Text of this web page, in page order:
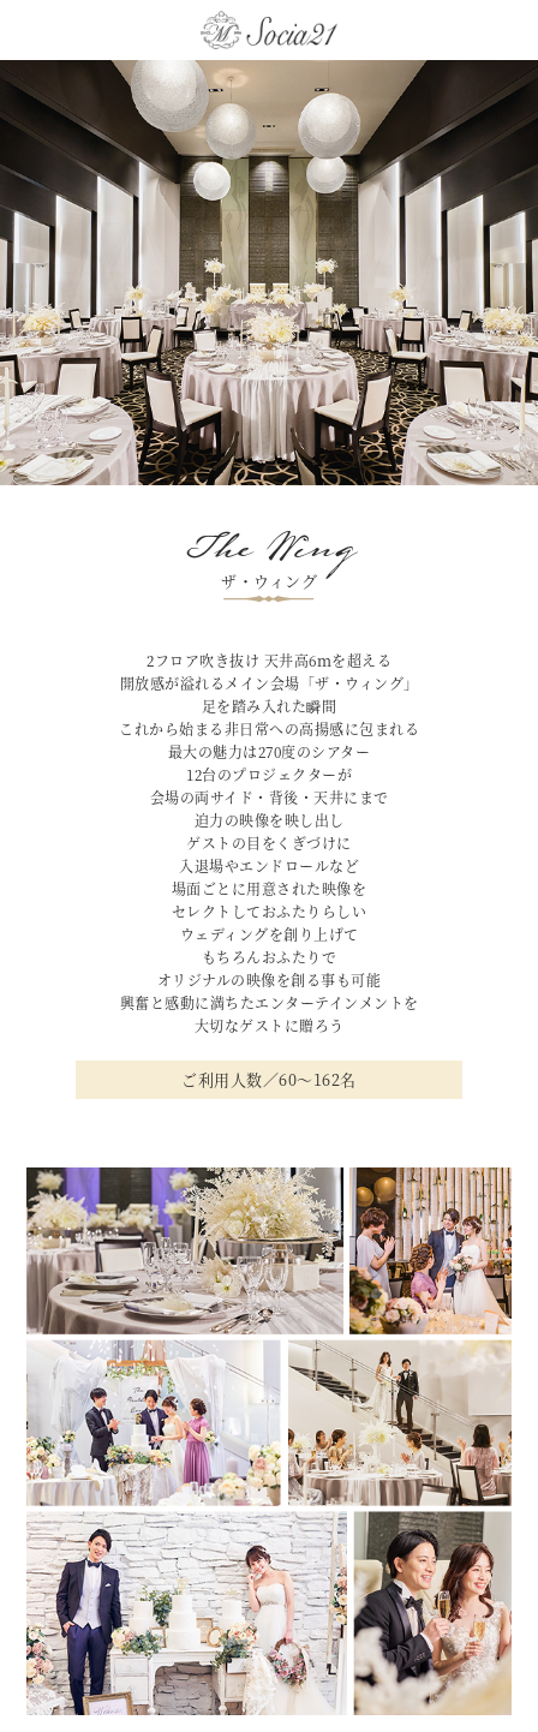
The Wing
ザ・ウィング
2フロア吹き抜け 天井高6ｍを超える
開放感が溢れるメイン会場「ザ・ウィング」
足を踏み入れた瞬間
これから始まる非日常への高揚感に包まれる
最大の魅力は270度のシアター
12台のプロジェクターが
会場の両サイド・背後・天井にまで
迫力の映像を映し出し
ゲストの目をくぎづけに
入退場やエンドロールなど
場面ごとに用意された映像を
セレクトしておふたりらしい
ウェディングを創り上げて
もちろんおふたりで
オリジナルの映像を創る事も可能
興奮と感動に満ちたエンターテインメントを
大切なゲストに贈ろう
ご利用人数／60〜162名